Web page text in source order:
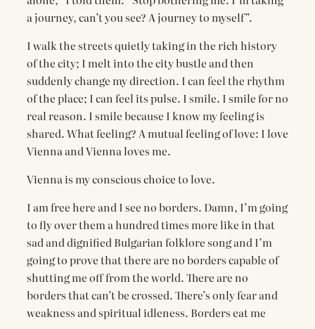
a journey, can’t you see? A journey to myself”.
I walk the streets quietly taking in the rich history
of the city; I melt into the city bustle and then
suddenly change my direction. I can feel the rhythm
of the place; I can feel its pulse. I smile. I smile for no
real reason. I smile because I know my feeling is
shared. What feeling? A mutual feeling of love: I love
Vienna and Vienna loves me.
Vienna is my conscious choice to love.
I am free here and I see no borders. Damn, I’m going
to fly over them a hundred times more like in that
sad and dignified Bulgarian folklore song and I’m
going to prove that there are no borders capable of
shutting me off from the world. There are no
borders that can’t be crossed. There’s only fear and
weakness and spiritual idleness. Borders eat me